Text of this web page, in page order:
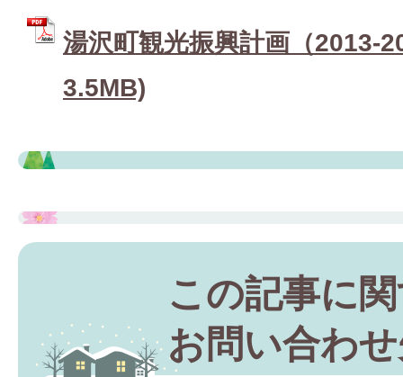
湯沢町観光振興計画（
3.5MB)
この記事に
お問い合わ